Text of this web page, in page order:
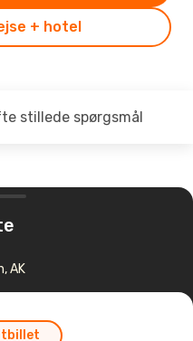
+ hotel
stillede spørgsmål
AK